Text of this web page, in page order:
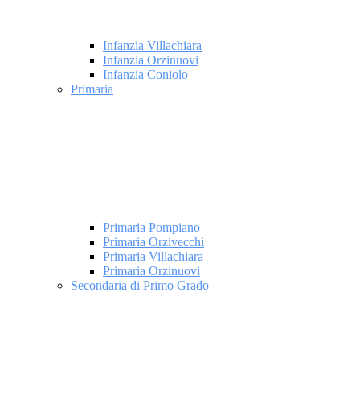
Infanzia Villachiara
Infanzia Orzinuovi
Infanzia Coniolo
Primaria
Primaria Pompiano
Primaria Orzivecchi
Primaria Villachiara
Primaria Orzinuovi
Secondaria di Primo Grado